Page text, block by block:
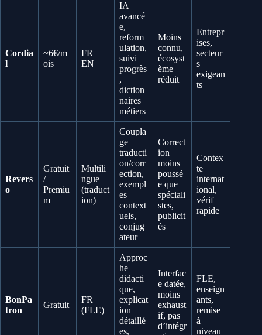
Cordia
l
~6€/m
ois
FR +
EN
IA
avancé
e,
reform
ulation,
suivi
progrès
,
diction
naires
métiers
Moins
connu,
écosyst
ème
réduit
Entrepr
ises,
secteur
s
exigean
ts
Revers
o
Gratuit
/
Premiu
m
Multili
ngue
(traduct
ion)
Coupla
ge
traducti
on/corr
ection,
exempl
es
context
uels,
conjug
ateur
Correct
ion
moins
poussé
e que
spéciali
stes,
publicit
és
Contex
te
internat
ional,
vérif
rapide
BonPa
tron
Gratuit
FR
(FLE)
Approc
he
didacti
que,
explicat
ion
détaillé
es,
Interfac
e datée,
moins
exhaust
if, pas
d’intégr
FLE,
enseign
ants,
remise
à
niveau